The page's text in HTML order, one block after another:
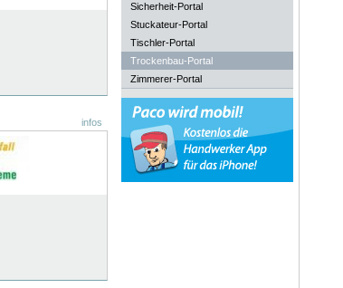
infos
Sicherheit-Portal
Stuckateur-Portal
Tischler-Portal
Trockenbau-Portal
Zimmerer-Portal